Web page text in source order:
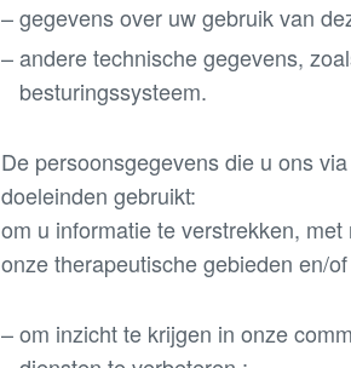
gegevens over uw gebruik van
andere technische gegevens,
besturingssysteem.
De persoonsgegevens die u ons
doeleinden gebruikt:
om u informatie te verstrekken,
onze therapeutische gebieden en/
om inzicht te krijgen in onze